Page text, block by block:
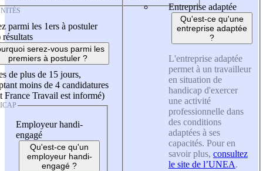
parmi les 1ers à postuler
résultats
serez-vous parmi les
premiers à postuler ?
de plus de 15 jours,
moins de 4 candidatures
France Travail est informé)
Employeur handi-
engagé
Qu'est-ce qu'un
employeur handi-
engagé ?
Entreprise adaptée
Qu'est-ce qu'une
entreprise adaptée
?
L'entreprise adaptée
permet à un travailleur
en situation de
handicap d'exercer
une activité
professionnelle dans
des conditions
adaptées à ses
capacités. Pour en
savoir plus, consultez
le site de l’UNEA.